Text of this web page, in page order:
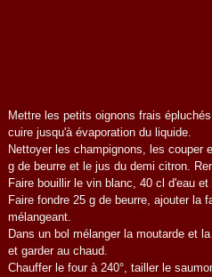
Mettre les petits oignons frais
cuire jusqu'à évaporation du liquide.
Nettoyer les champignons, les couper
g de beurre et le jus du demi citron.
Faire bouillir le vin blanc, 40 cl d'eau
Faire fondre 25 g de beurre, ajouter la
mélangeant.
Dans un bol mélanger la moutarde et
et garder au chaud.
Chauffer le four à 240°, tailler le